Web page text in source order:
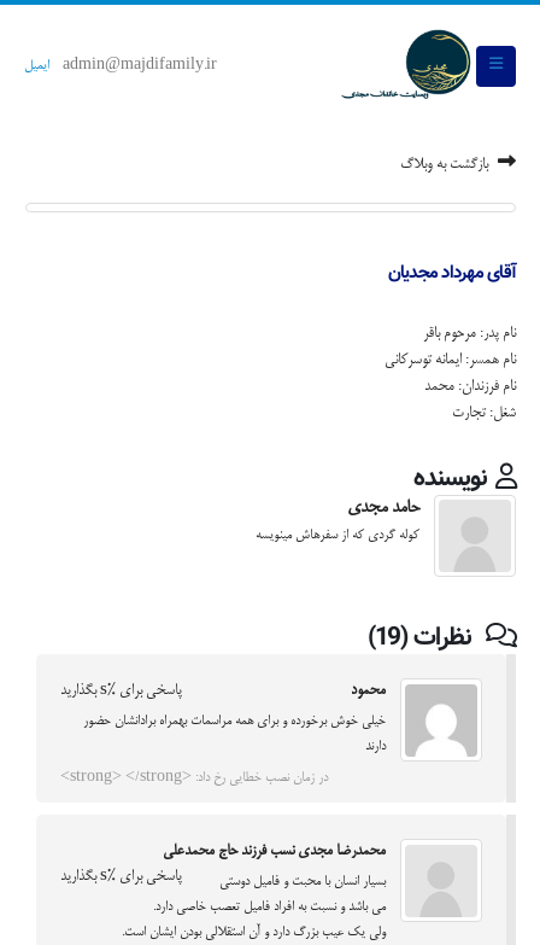
admin@majdifamily.ir ایمیل
بازگشت به وبلاگ
آقای مهرداد مجدیان
نام پدر: مرحوم باقر
نام همسر: ایمانه توسرکانی
نام فرزندان: محمد
شغل: تجارت
نویسنده
حامد مجدی
کوله گردی که از سفرهاش مینویسه
نظرات (19)
محمود پاسخی برای %s بگذارید
خيلي خوش برخورده و براي همه مراسمات بهمراه برادانشان حضور
دارند
در زمان نصب خطایی رخ داد: <strong> </strong>
محمدرضا مجدی نسب فرزند حاج محمدعلی
پاسخی برای %s بگذارید
بسيار انسان با محبت و فاميل دوستي
مي باشد و نسبت به افراد فاميل تعصب خاصي دارد.
ولي يك عيب بزرگ دارد و آن استقلالي بودن ايشان است.